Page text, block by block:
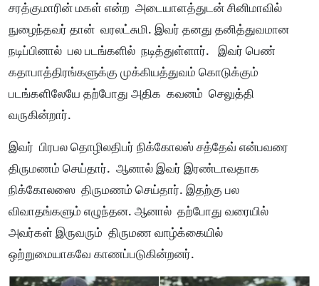
சரத்குமாரின் மகள் என்ற அடையாளத்துடன் சினிமாவில்
நுழைந்தவர் தான் வரலட்சுமி. இவர் தனது தனித்துவமான
நடிப்பினால் பல படங்களில் நடித்துள்ளார். இவர் பெண்
கதாபாத்திரங்களுக்கு முக்கியத்துவம் கொடுக்கும்
படங்களிலேயே தற்போது அதிக கவனம் செலுத்தி
வருகின்றார்.
இவர் பிரபல தொழிலதிபர் நிக்கோலஸ் சத்தேவ் என்பவரை
திருமணம் செய்தார். ஆனால் இவர் இரண்டாவதாக
நிக்கோலஸை திருமணம் செய்தார். இதற்கு பல
விவாதங்களும் எழுந்தன. ஆனால் தற்போது வரையில்
அவர்கள் இருவரும் திருமண வாழ்க்கையில்
ஒற்றுமையாகவே காணப்படுகின்றனர்.